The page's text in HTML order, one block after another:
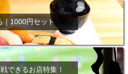
｜1000円セット
できるお店特集！